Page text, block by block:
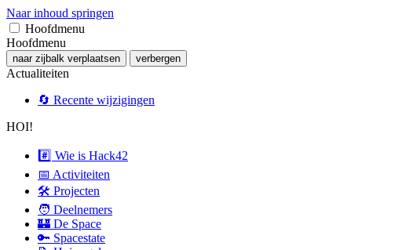
Naar inhoud springen
Hoofdmenu
Hoofdmenu
naar zijbalk verplaatsen verbergen
Actualiteiten
🔄 Recente wijzigingen
HOI!
#️⃣ Wie is Hack42
📅 Activiteiten
🛠 Projecten
🧑 Deelnemers
🏰 De Space
🔑 Spacestate